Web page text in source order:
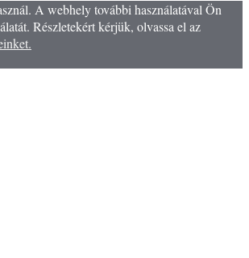
A webhely további használatával Ön
Részletekért kérjük, olvassa el az